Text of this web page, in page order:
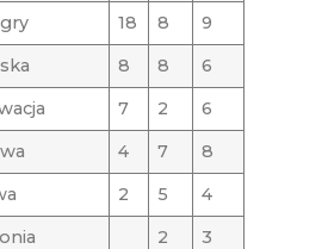
18 8
9
8 8
6
7 2
6
4 7
8
2 5
4
2
3